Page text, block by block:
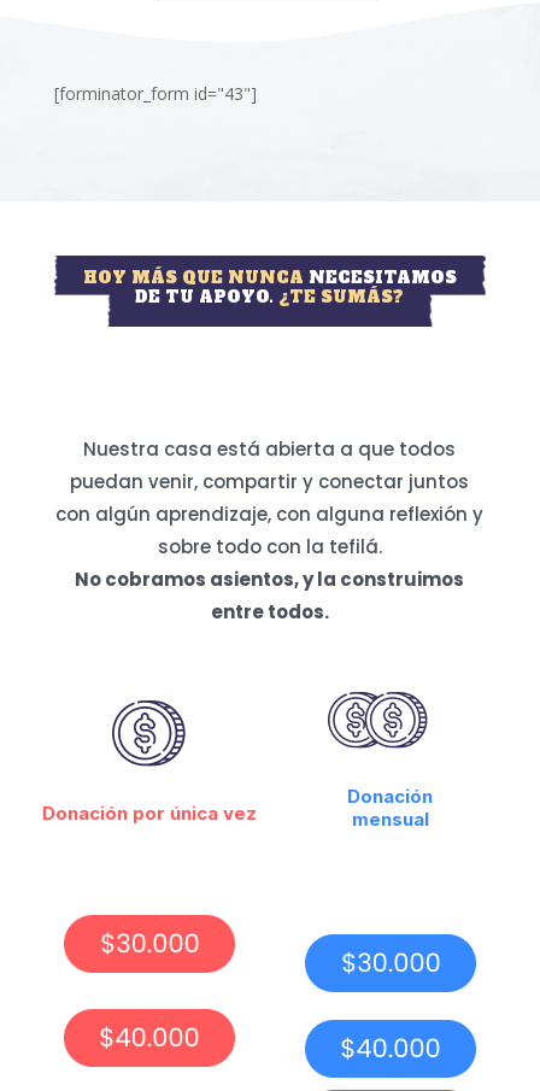
[forminator_form id="43"]
HOY MÁS QUE NUNCA NECESITAMOS
DE TU APOYO. ¿TE SUMÁS?
Nuestra casa está abierta a que todos
puedan venir, compartir y conectar juntos
con algún aprendizaje, con alguna reflexión y
sobre todo con la tefilá.
No cobramos asientos, y la construimos
entre todos.
Donación por única vez
Donación
mensual